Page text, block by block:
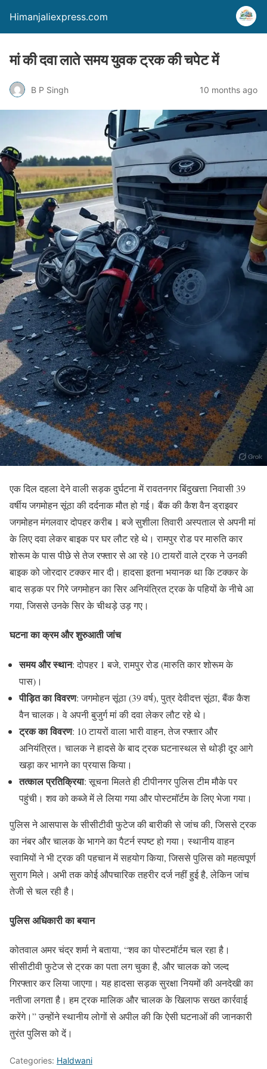
Himanjaliexpress.com
मां की दवा लाते समय युवक ट्रक की चपेट में
B P Singh 10 months ago
एक दिल दहला देने वाली सड़क दुर्घटना में रावतनगर बिंदुखत्ता निवासी 39
वर्षीय जगमोहन सूंठा की दर्दनाक मौत हो गई। बैंक की कैश वैन ड्राइवर
जगमोहन मंगलवार दोपहर करीब 1 बजे सुशीला तिवारी अस्पताल से अपनी मां
के लिए दवा लेकर बाइक पर घर लौट रहे थे। रामपुर रोड पर मारुति कार
शोरूम के पास पीछे से तेज रफ्तार से आ रहे 10 टायरों वाले ट्रक ने उनकी
बाइक को जोरदार टक्कर मार दी। हादसा इतना भयानक था कि टक्कर के
बाद सड़क पर गिरे जगमोहन का सिर अनियंत्रित ट्रक के पहियों के नीचे आ
गया, जिससे उनके सिर के चीथड़े उड़ गए।
घटना का क्रम और शुरुआती जांच
समय और स्थान: दोपहर 1 बजे, रामपुर रोड (मारुति कार शोरूम के
पास)।
पीड़ित का विवरण: जगमोहन सूंठा (39 वर्ष), पुत्र देवीदत्त सूंठा, बैंक कैश
वैन चालक। वे अपनी बुजुर्ग मां की दवा लेकर लौट रहे थे।
ट्रक का विवरण: 10 टायरों वाला भारी वाहन, तेज रफ्तार और
अनियंत्रित। चालक ने हादसे के बाद ट्रक घटनास्थल से थोड़ी दूर आगे
खड़ा कर भागने का प्रयास किया।
तत्काल प्रतिक्रिया: सूचना मिलते ही टीपीनगर पुलिस टीम मौके पर
पहुंची। शव को कब्जे में ले लिया गया और पोस्टमॉर्टम के लिए भेजा गया।
पुलिस ने आसपास के सीसीटीवी फुटेज की बारीकी से जांच की, जिससे ट्रक
का नंबर और चालक के भागने का पैटर्न स्पष्ट हो गया। स्थानीय वाहन
स्वामियों ने भी ट्रक की पहचान में सहयोग किया, जिससे पुलिस को महत्वपूर्ण
सुराग मिले। अभी तक कोई औपचारिक तहरीर दर्ज नहीं हुई है, लेकिन जांच
तेजी से चल रही है।
पुलिस अधिकारी का बयान
कोतवाल अमर चंद्र शर्मा ने बताया, “शव का पोस्टमॉर्टम चल रहा है।
सीसीटीवी फुटेज से ट्रक का पता लग चुका है, और चालक को जल्द
गिरफ्तार कर लिया जाएगा। यह हादसा सड़क सुरक्षा नियमों की अनदेखी का
नतीजा लगता है। हम ट्रक मालिक और चालक के खिलाफ सख्त कार्रवाई
करेंगे।” उन्होंने स्थानीय लोगों से अपील की कि ऐसी घटनाओं की जानकारी
तुरंत पुलिस को दें।
Categories: Haldwani